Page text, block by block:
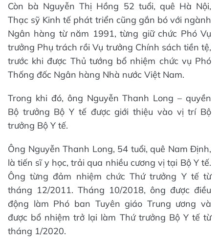
Còn bà Nguyễn Thị Hồng 52 tuổi, quê Hà Nội,
Thạc sỹ Kinh tế phát triển cũng gắn bó với ngành
Ngân hàng từ năm 1991, từng giữ chức Phó Vụ
trưởng Phụ trách rồi Vụ trưởng Chính sách tiền tệ,
trước khi được Thủ tướng bổ nhiệm chức vụ Phó
Thống đốc Ngân hàng Nhà nước Việt Nam.
Trong khi đó, ông Nguyễn Thanh Long – quyền
Bộ trưởng Bộ Y tế được giới thiệu vào vị trí Bộ
trưởng Bộ Y tế.
Ông Nguyễn Thanh Long, 54 tuổi, quê Nam Định,
là tiến sĩ y học, trải qua nhiều cương vị tại Bộ Y tế.
Ông từng đảm nhiệm chức Thứ trưởng Y tế từ
tháng 12/2011. Tháng 10/2018, ông được điều
động làm Phó ban Tuyên giáo Trung ương và
được bổ nhiệm trở lại làm Thứ trưởng Bộ Y tế từ
tháng 1/2020.